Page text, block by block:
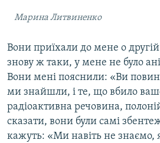
Марина Литвиненко
Вони приїхали до мене о
знову ж таки, у мене не було
Вони мені пояснили: «Ви
ми знайшли, і те, що вбило
радіоактивна речовина,
сказати, вони були самі
кажуть: «Ми навіть не знаємо,